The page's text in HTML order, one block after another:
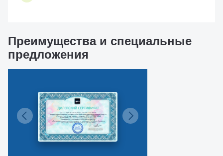
Преимущества и специальные
предложения